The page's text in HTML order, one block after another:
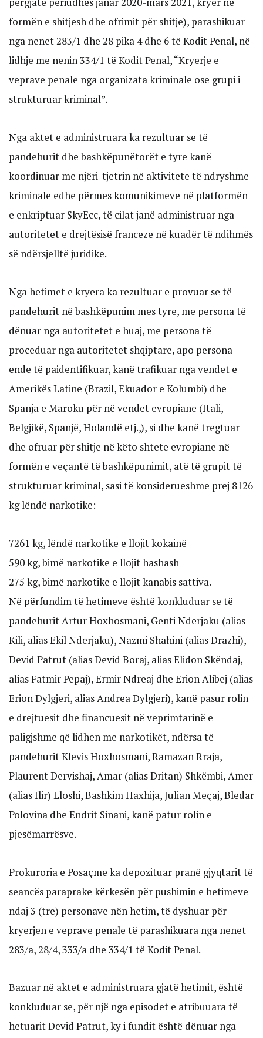
formën e shitjesh dhe ofrimit për shitje), parashikuar
nga nenet 283/1 dhe 28 pika 4 dhe 6 të Kodit Penal, në
lidhje me nenin 334/1 të Kodit Penal, “Kryerje e
veprave penale nga organizata kriminale ose grupi i
strukturuar kriminal”.
Nga aktet e administruara ka rezultuar se të
pandehurit dhe bashkëpunëtorët e tyre kanë
koordinuar me njëri-tjetrin në aktivitete të ndryshme
kriminale edhe përmes komunikimeve në platformën
e enkriptuar SkyEcc, të cilat janë administruar nga
autoritetet e drejtësisë franceze në kuadër të ndihmës
së ndërsjelltë juridike.
Nga hetimet e kryera ka rezultuar e provuar se të
pandehurit në bashkëpunim mes tyre, me persona të
dënuar nga autoritetet e huaj, me persona të
proceduar nga autoritetet shqiptare, apo persona
ende të paidentifikuar, kanë trafikuar nga vendet e
Amerikës Latine (Brazil, Ekuador e Kolumbi) dhe
Spanja e Maroku për në vendet evropiane (Itali,
Belgjikë, Spanjë, Holandë etj.,), si dhe kanë tregtuar
dhe ofruar për shitje në këto shtete evropiane në
formën e veçantë të bashkëpunimit, atë të grupit të
strukturuar kriminal, sasi të konsiderueshme prej 8126
kg lëndë narkotike:
7261 kg, lëndë narkotike e llojit kokainë
590 kg, bimë narkotike e llojit hashash
275 kg, bimë narkotike e llojit kanabis sattiva.
Në përfundim të hetimeve është konkluduar se të
pandehurit Artur Hoxhosmani, Genti Nderjaku (alias
Kili, alias Ekil Nderjaku), Nazmi Shahini (alias Drazhi),
Devid Patrut (alias Devid Boraj, alias Elidon Skëndaj,
alias Fatmir Pepaj), Ermir Ndreaj dhe Erion Alibej (alias
Erion Dylgjeri, alias Andrea Dylgjeri), kanë pasur rolin
e drejtuesit dhe financuesit në veprimtarinë e
paligjshme që lidhen me narkotikët, ndërsa të
pandehurit Klevis Hoxhosmani, Ramazan Rraja,
Plaurent Dervishaj, Amar (alias Dritan) Shkëmbi, Amer
(alias Ilir) Lloshi, Bashkim Haxhija, Julian Meçaj, Bledar
Polovina dhe Endrit Sinani, kanë patur rolin e
pjesëmarrësve.
Prokuroria e Posaçme ka depozituar pranë gjyqtarit të
seancës paraprake kërkesën për pushimin e hetimeve
ndaj 3 (tre) personave nën hetim, të dyshuar për
kryerjen e veprave penale të parashikuara nga nenet
283/a, 28/4, 333/a dhe 334/1 të Kodit Penal.
Bazuar në aktet e administruara gjatë hetimit, është
konkluduar se, për një nga episodet e atribuuara të
hetuarit Devid Patrut, ky i fundit është dënuar nga